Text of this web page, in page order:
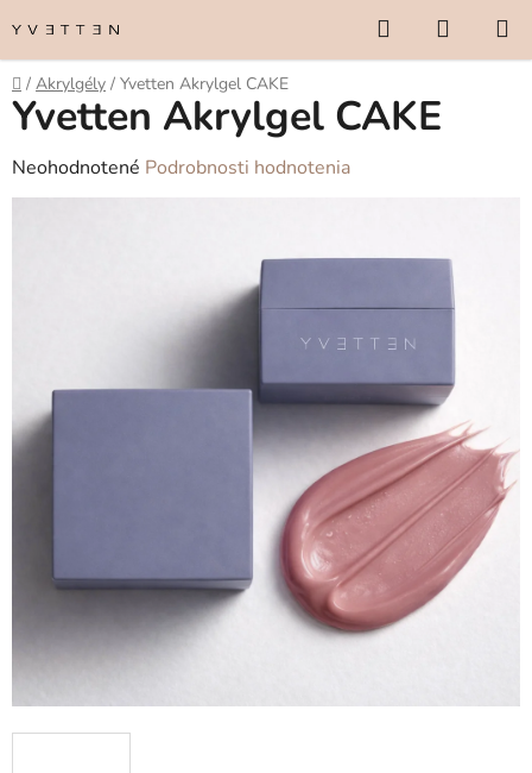
na
obsah
Hľadať
KOŠÍK
Domov
/ Akrylgély / Yvetten Akrylgel CAKE
Yvetten Akrylgel CAKE
Priemerné
hodnotenie
hviezdičiek.
Neohodnotené Podrobnosti hodnotenia